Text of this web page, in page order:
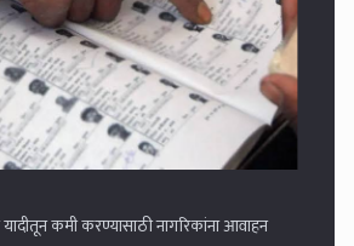
यादीतून कमी करण्यासाठी नागरिकांना आवाहन